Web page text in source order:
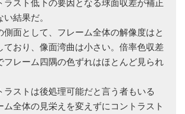
ラスト低下の要因となる球面収差が補正
結果だ。
側面として、フレーム全体の解像度はと
ており、像面湾曲は小さい。倍率色収差
フレーム四隅の色ずれはほとんど見られ
ラストは後処理可能だと言う者もいる
ム全体の見栄えを変えずにコントラスト